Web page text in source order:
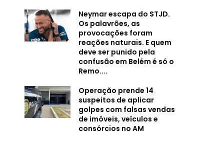
Neymar escapa do STJD.
Os palavrões, as
provocações foram
reações naturais. E quem
deve ser punido pela
confusão em Belém é só o
Remo....
Operação prende 14
suspeitos de aplicar
golpes com falsas vendas
de imóveis, veículos e
consórcios no AM